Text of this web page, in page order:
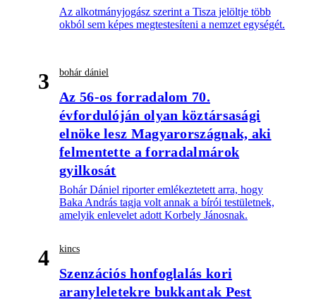
Az alkotmányjogász szerint a Tisza jelöltje több
okból sem képes megtestesíteni a nemzet egységét.
3 bohár dániel
Az 56-os forradalom 70.
évfordulóján olyan köztársasági
elnöke lesz Magyarországnak, aki
felmentette a forradalmárok
gyilkosát
Bohár Dániel riporter emlékeztetett arra, hogy
Baka András tagja volt annak a bírói testületnek,
amelyik enlevelet adott Korbely Jánosnak.
4 kincs
Szenzációs honfoglalás kori
aranyleletekre bukkantak Pest